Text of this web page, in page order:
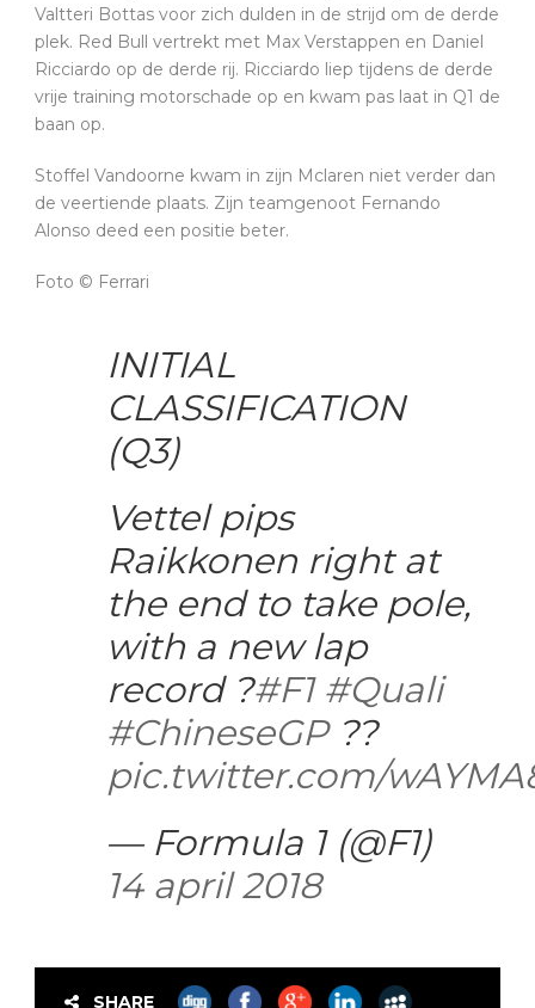
Valtteri Bottas voor zich dulden in de strijd om de derde
plek. Red Bull vertrekt met Max Verstappen en Daniel
Ricciardo op de derde rij. Ricciardo liep tijdens de derde
vrije training motorschade op en kwam pas laat in Q1 de
baan op.
Stoffel Vandoorne kwam in zijn Mclaren niet verder dan
de veertiende plaats. Zijn teamgenoot Fernando
Alonso deed een positie beter.
Foto © Ferrari
INITIAL
CLASSIFICATION
(Q3)
Vettel pips
Raikkonen right at
the end to take pole,
with a new lap
record ?#F1 #Quali
#ChineseGP??
pic.twitter.com/
— Formula 1 (@F1)
14 april 2018
SHARE